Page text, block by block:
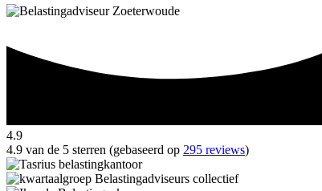
4.9
4.9 van de 5 sterren (gebaseerd op 295 reviews)